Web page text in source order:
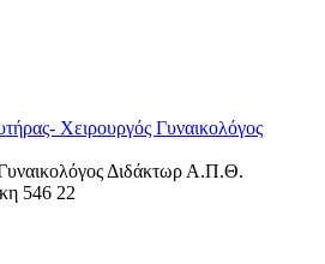
Διδάκτωρ Α.Π.Θ.
546 22